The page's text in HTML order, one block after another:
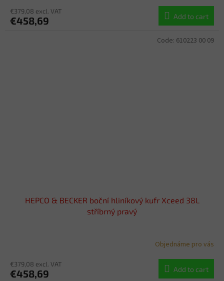
€379,08 excl. VAT
€458,69 Add to cart
HEPCO & BECKER boční hliníkový kufr Xceed 38L
stříbrný pravý
Objednáme pro vás
€379,08 excl. VAT
€458,69 Add to cart
Code: 610223 00 09